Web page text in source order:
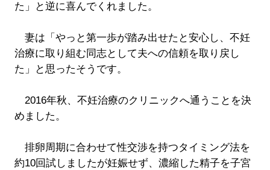
た」と逆に喜んでくれました。
妻は「やっと第一歩が踏み出せたと安心し、不妊
治療に取り組む同志として夫への信頼を取り戻し
た」と思ったそうです。
2016年秋、不妊治療のクリニックへ通うことを決
めました。
排卵周期に合わせて性交渉を持つタイミング法を
約10回試しましたが妊娠せず、濃縮した精子を子宮